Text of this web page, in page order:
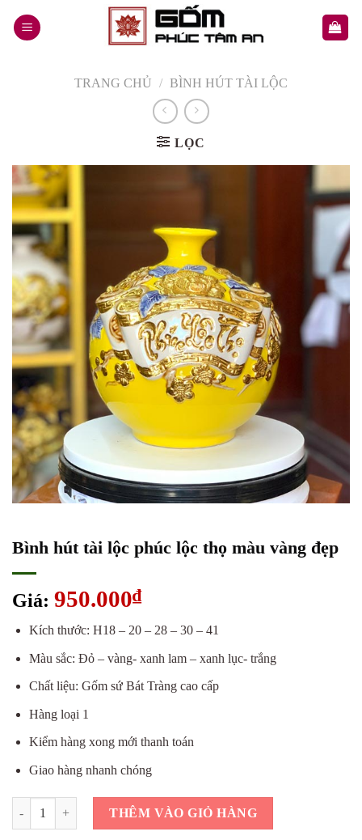
TRANG CHỦ / BÌNH HÚT TÀI LỘC
LỌC
Bình hút tài lộc phúc lộc thọ màu vàng đẹp
Giá: 950.000₫
Kích thước: H18 – 20 – 28 – 30 – 41
Màu sắc: Đỏ – vàng- xanh lam – xanh lục- trắng
Chất liệu: Gốm sứ Bát Tràng cao cấp
Hàng loại 1
Kiểm hàng xong mới thanh toán
Giao hàng nhanh chóng
Bình hút tài lộc phúc lộc thọ màu vàng đẹp số lượng
THÊM VÀO GIỎ HÀNG